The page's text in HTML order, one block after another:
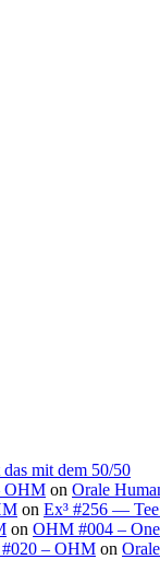
mit dem 50/50
OHM on Orale
on Ex³ #256 —
on OHM #004 –
– OHM on